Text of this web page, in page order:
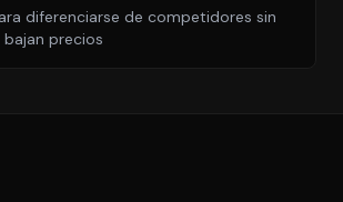
diferenciarse de competidores sin
precios